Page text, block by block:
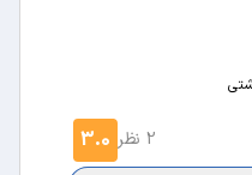
2 نظر 3.0